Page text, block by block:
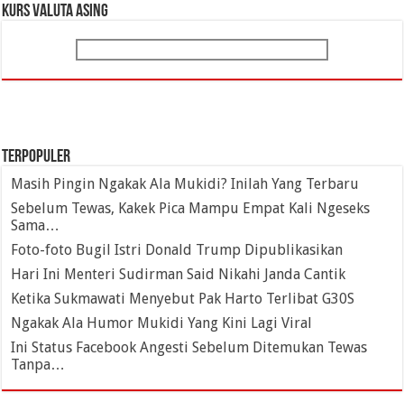
KURS VALUTA ASING
TERPOPULER
Masih Pingin Ngakak Ala Mukidi? Inilah Yang Terbaru
Sebelum Tewas, Kakek Pica Mampu Empat Kali Ngeseks
Sama…
Foto-foto Bugil Istri Donald Trump Dipublikasikan
Hari Ini Menteri Sudirman Said Nikahi Janda Cantik
Ketika Sukmawati Menyebut Pak Harto Terlibat G30S
Ngakak Ala Humor Mukidi Yang Kini Lagi Viral
Ini Status Facebook Angesti Sebelum Ditemukan Tewas
Tanpa…